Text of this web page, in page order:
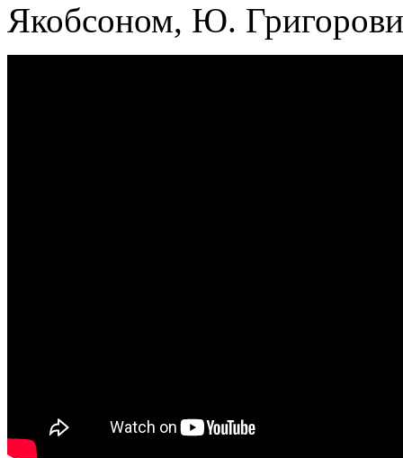
Якобсоном, Ю.